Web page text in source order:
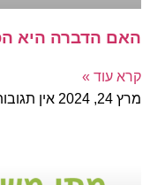
האם הדברה היא
קרא עוד »
מרץ 24, 2024
אין